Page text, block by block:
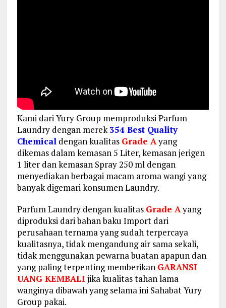
Kami dari Yury Group memproduksi Parfum
Laundry dengan merek354 Best Quality
Chemicaldengan kualitas Grade Ayang
dikemas dalam kemasan 5 Liter, kemasan jerigen
1 liter dan kemasan Spray 250 ml dengan
menyediakan berbagai macam aroma wangi yang
banyak digemari konsumen Laundry.
Parfum Laundry dengan kualitas Grade Ayang
diproduksi dari bahan baku Import dari
perusahaan ternama yang sudah terpercaya
kualitasnya, tidak mengandung air sama sekali,
tidak menggunakan pewarna buatan apapun dan
yang paling terpenting memberikan GARANSI
UANG KEMBALI jika kualitas tahan lama
wanginya dibawah yang selama ini Sahabat Yury
Group pakai.